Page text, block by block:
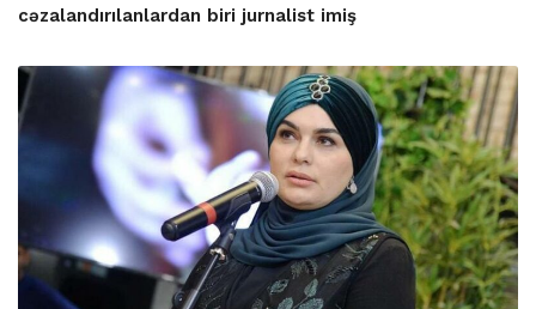
cəzalandırılanlardan biri jurnalist imiş